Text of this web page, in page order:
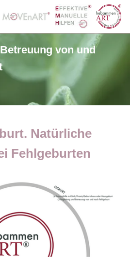
von und
Natürliche
Fehlgeburten